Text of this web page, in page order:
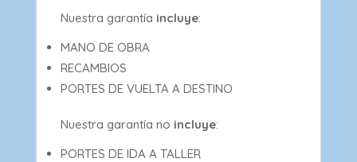
Nuestra garantía incluye:
MANO DE OBRA
RECAMBIOS
PORTES DE VUELTA A DESTINO
Nuestra garantía no incluye:
PORTES DE IDA A TALLER